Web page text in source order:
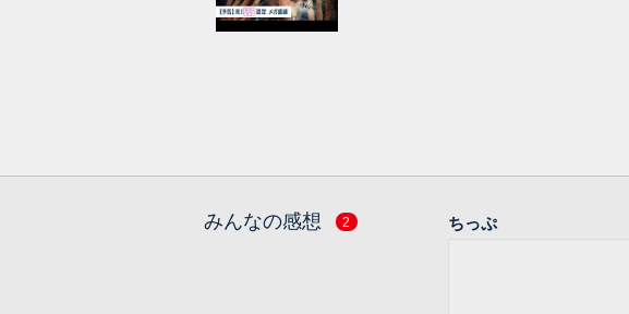
みんなの感想 2
ちっぷ